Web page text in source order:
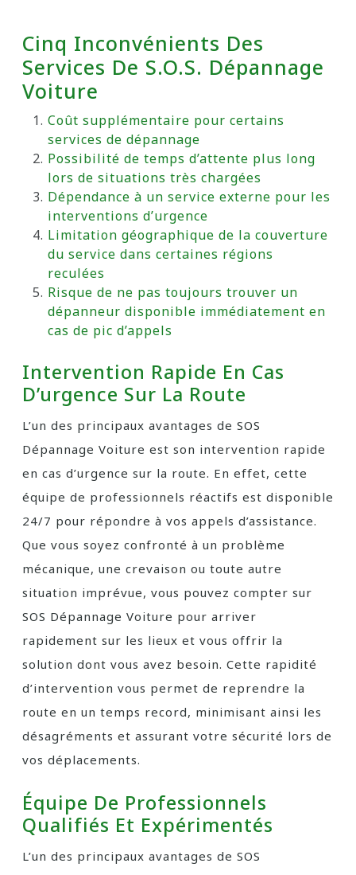
Cinq Inconvénients Des
Services De S.O.S. Dépannage
Voiture
Coût supplémentaire pour certains
services de dépannage
Possibilité de temps d’attente plus long
lors de situations très chargées
Dépendance à un service externe pour les
interventions d’urgence
Limitation géographique de la couverture
du service dans certaines régions
reculées
Risque de ne pas toujours trouver un
dépanneur disponible immédiatement en
cas de pic d’appels
Intervention Rapide En Cas
D’urgence Sur La Route
L’un des principaux avantages de SOS
Dépannage Voiture est son intervention rapide
en cas d’urgence sur la route. En effet, cette
équipe de professionnels réactifs est disponible
24/7 pour répondre à vos appels d’assistance.
Que vous soyez confronté à un problème
mécanique, une crevaison ou toute autre
situation imprévue, vous pouvez compter sur
SOS Dépannage Voiture pour arriver
rapidement sur les lieux et vous offrir la
solution dont vous avez besoin. Cette rapidité
d’intervention vous permet de reprendre la
route en un temps record, minimisant ainsi les
désagréments et assurant votre sécurité lors de
vos déplacements.
Équipe De Professionnels
Qualifiés Et Expérimentés
L’un des principaux avantages de SOS